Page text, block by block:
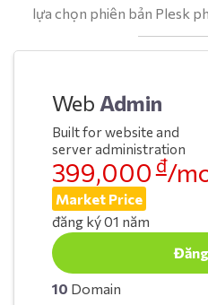
lựa chọn phiên bản Plesk
Web Admin
Built for website and
server administration
399,000 đ/
Market Price
đăng ký 01 năm
10 Domain